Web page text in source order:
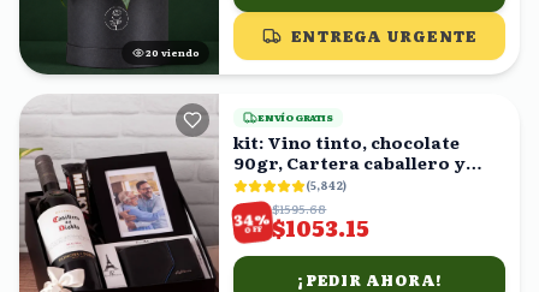
19 viendo
ENTREGA URGENTE
ENVÍO GRATIS
kit: Vino tinto, chocolate
90gr, Cartera caballero y
fotografía en caja
(5,842)
34%
OFF
$1595.68
$1053.15
¡PEDIR AHORA!